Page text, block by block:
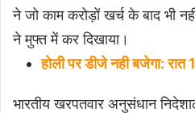
ने जो काम करोड़ों खर्च के बाद भी
ने मुफ्त में कर दिखाया।
होली पर डीजे नही बजेगा: रात
भारतीय खरपतवार अनुसंधान